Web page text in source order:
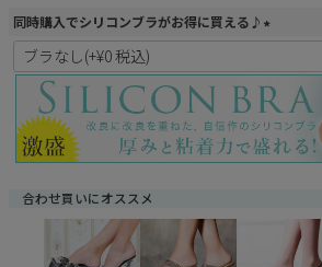
同時購入でシリコンブラがお得に買える♪
(
須
)
合わせ買いにオススメ